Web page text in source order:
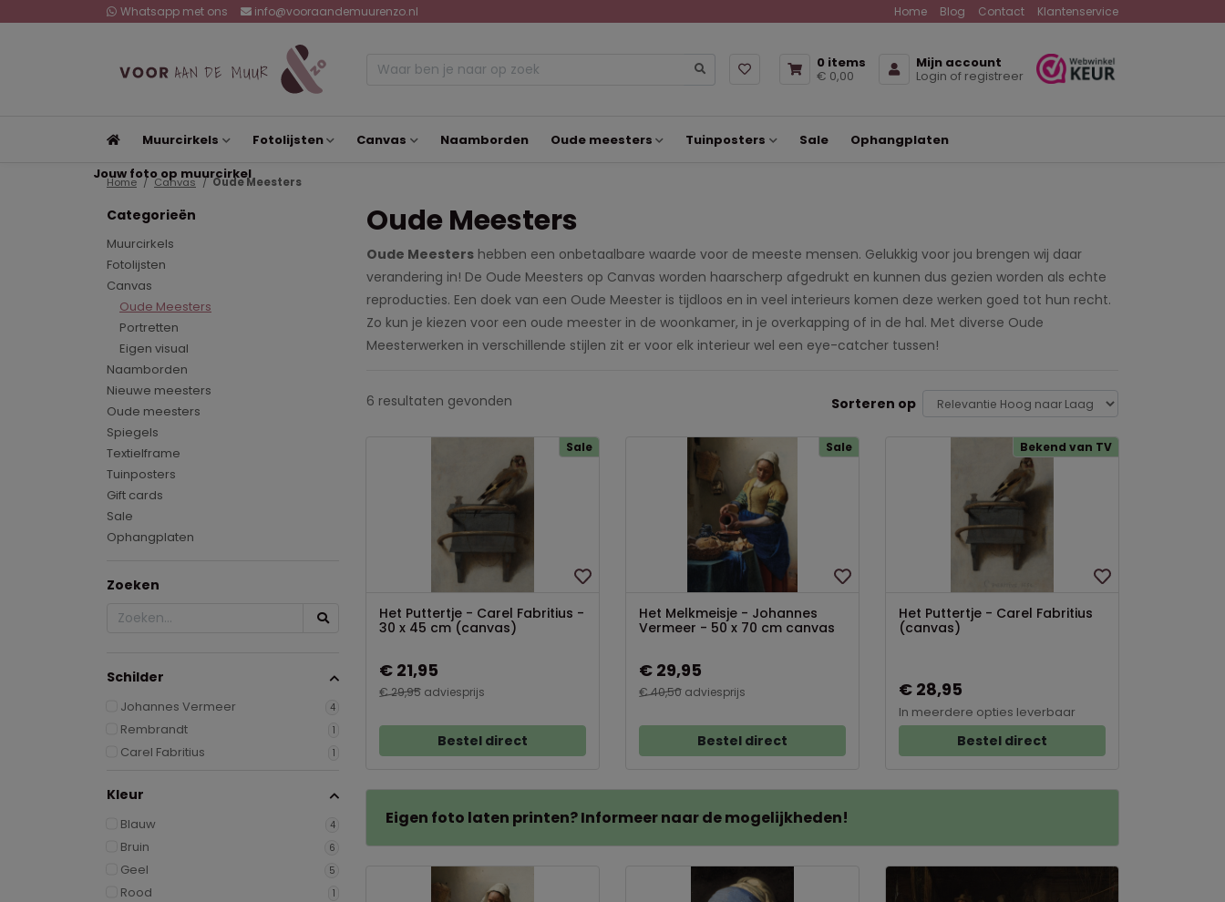
Whatsapp met ons info@vooraandemuurenzo.nl Home Blog Contact Klantenservice
0 items
€ 0,00
Mijn account
Login of registreer
Muurcirkels Fotolijsten Canvas Naamborden Oude meesters Tuinposters Sale
Ophangplaten
Jouw foto op muurcirkel
Home Canvas Oude Meesters
Oude Meesters
Oude Meesters hebben een onbetaalbare waarde voor de meeste mensen. Gelukkig voor jou brengen wij daar
verandering in! De Oude Meesters op Canvas worden haarscherp afgedrukt en kunnen dus gezien worden als echte
reproducties. Een doek van een Oude Meester is tijdloos en in veel interieurs komen deze werken goed tot hun recht.
Zo kun je kiezen voor een oude meester in de woonkamer, in je overkapping of in de hal. Met diverse Oude
Meesterwerken in verschillende stijlen zit er voor elk interieur wel een eye-catcher tussen!
6 resultaten gevonden Sorteren op
Sale
Het Puttertje - Carel Fabritius -
30 x 45 cm (canvas)
€ 21,95
€ 29,95 adviesprijs
Bestel direct
Sale
Het Melkmeisje - Johannes
Vermeer - 50 x 70 cm canvas
€ 29,95
€ 40,50adviesprijs
Bestel direct
Bekend van TV
Het Puttertje - Carel Fabritius
(canvas)
€ 28,95
In meerdere opties leverbaar
Bestel direct
Eigen foto laten printen? Informeer naar de mogelijkheden!
Categorieën
Muurcirkels
Fotolijsten
Canvas
Oude Meesters
Portretten
Eigen visual
Naamborden
Nieuwe meesters
Oude meesters
Spiegels
Textielframe
Tuinposters
Gift cards
Sale
Ophangplaten
Zoeken
Schilder
Johannes Vermeer 4
Rembrandt 1
Carel Fabritius 1
Kleur
Blauw 4
Bruin 6
Geel 5
Rood 1